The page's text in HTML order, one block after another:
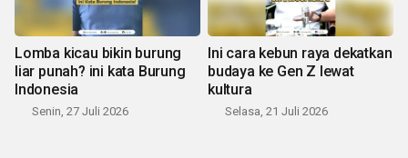
Lomba kicau bikin burung
liar punah? ini kata Burung
Indonesia
Senin, 27 Juli 2026
Ini cara kebun raya dekatkan
budaya ke Gen Z lewat
kultura
Selasa, 21 Juli 2026